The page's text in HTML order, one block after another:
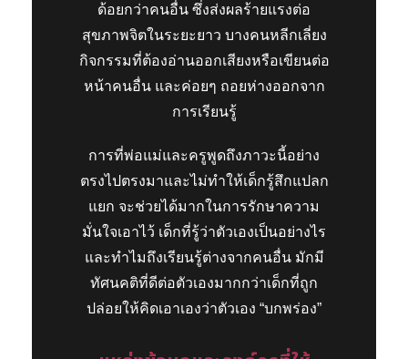
ด้อยกว่าคนอื่น ซึ่งส่งผลร้ายแรงต่อ
สุขภาพจิตในระยะยาว บางคนหลีกเลี่ยง
กิจกรรมที่ต้องอ่านออกเสียงหรือเขียนต่อ
หน้าคนอื่น และค่อยๆ ถอยห่างออกจาก
การเรียนรู้
การที่พ่อแม่และครูพูดถึงภาวะนี้อย่าง
ตรงไปตรงมาและไม่ทำให้เด็กรู้สึกแปลก
แยก จะช่วยได้มากในการรักษาความ
มั่นใจเอาไว้ เด็กที่รู้ว่าตัวเองเป็นอย่างไร
และทำไมถึงเรียนรู้ต่างจากคนอื่น มักมี
ทัศนคติที่ดีต่อตัวเองมากกว่าเด็กที่ถูก
ปล่อยให้คิดเอาเองว่าตัวเอง “บกพร่อง”